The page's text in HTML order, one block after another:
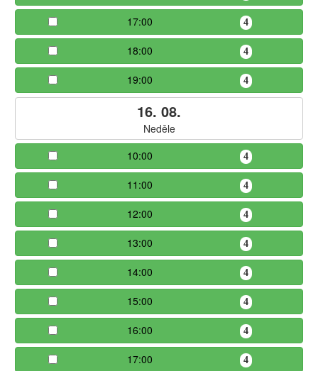
17:00 4
18:00 4
19:00 4
16. 08.
Neděle
10:00
4
11:00 4
12:00 4
13:00 4
14:00 4
15:00 4
16:00 4
17:00 4